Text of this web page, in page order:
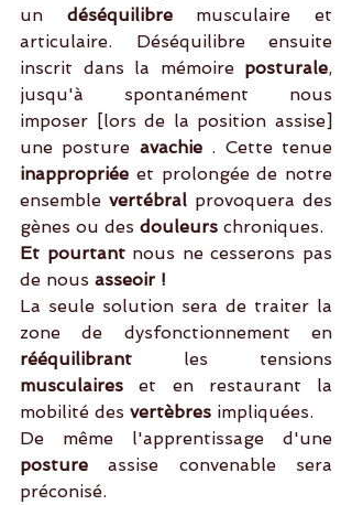
un déséquilibre musculaire et
articulaire. Déséquilibre ensuite
inscrit dans la mémoire posturale,
jusqu'à spontanément nous
imposer [lors de la position assise]
une posture avachie
inappropriée et prolongée de notre
ensemble vertébral provoquera des
gènes ou des douleurs chroniques.
Et pourtant nous ne cesserons pas
de nous asseoir !
La seule solution sera de traiter la
rééquilibrant
musculaires et en restaurant la
mobilité des vertèbres impliquées.
posture assise convenable sera
préconisé.